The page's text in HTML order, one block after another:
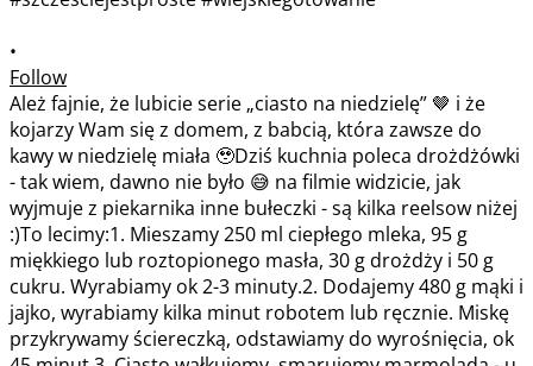
•
Follow
Ależ fajnie, że lubicie serie „ciasto na niedzielę” 🤎 i że
kojarzy Wam się z domem, z babcią, która zawsze do
kawy w niedzielę miała 🥹Dziś kuchnia poleca drożdżówki
- tak wiem, dawno nie było 😅 na filmie widzicie, jak
wyjmuje z piekarnika inne bułeczki - są kilka reelsow niżej
:)To lecimy:1. Mieszamy 250 ml ciepłego mleka, 95 g
miękkiego lub roztopionego masła, 30 g drożdży i 50 g
cukru. Wyrabiamy ok 2-3 minuty.2. Dodajemy 480 g mąki i
jajko, wyrabiamy kilka minut robotem lub ręcznie. Miskę
przykrywamy ściereczką, odstawiamy do wyrośnięcia, ok